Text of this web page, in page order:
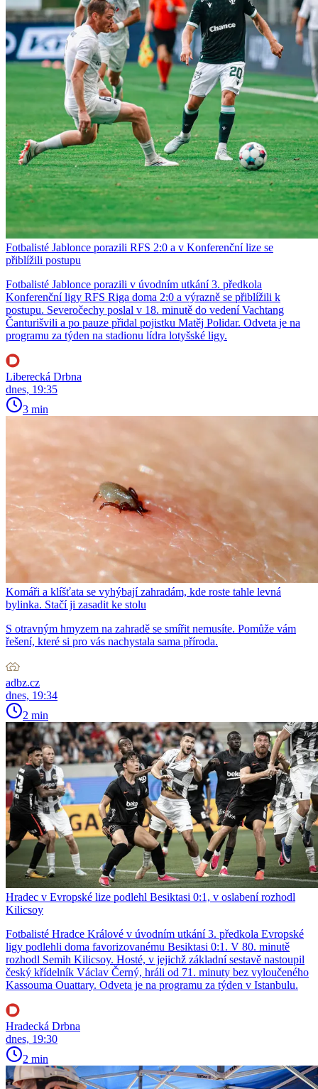
Fotbalisté Jablonce porazili RFS 2:0 a v Konferenční lize se
přiblížili postupu
Fotbalisté Jablonce porazili v úvodním utkání 3. předkola
Konferenční ligy RFS Riga doma 2:0 a výrazně se přiblížili k
postupu. Severočechy poslal v 18. minutě do vedení Vachtang
Čanturišvili a po pauze přidal pojistku Matěj Polidar. Odveta je na
programu za týden na stadionu lídra lotyšské ligy.
Liberecká Drbna
dnes, 19:35
3 min
Komáři a klíšťata se vyhýbají zahradám, kde roste tahle levná
bylinka. Stačí ji zasadit ke stolu
S otravným hmyzem na zahradě se smířit nemusíte. Pomůže vám
řešení, které si pro vás nachystala sama příroda.
adbz.cz
dnes, 19:34
2 min
Hradec v Evropské lize podlehl Besiktasi 0:1, v oslabení rozhodl
Kilicsoy
Fotbalisté Hradce Králové v úvodním utkání 3. předkola Evropské
ligy podlehli doma favorizovanému Besiktasi 0:1. V 80. minutě
rozhodl Semih Kilicsoy. Hosté, v jejichž základní sestavě nastoupil
český křídelník Václav Černý, hráli od 71. minuty bez vyloučeného
Kassouma Ouattary. Odveta je na programu za týden v Istanbulu.
Hradecká Drbna
dnes, 19:30
2 min